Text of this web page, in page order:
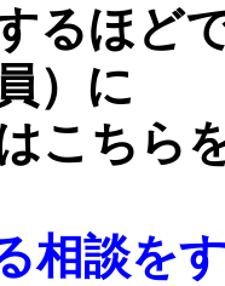
るほど
）に
こちら
相談を